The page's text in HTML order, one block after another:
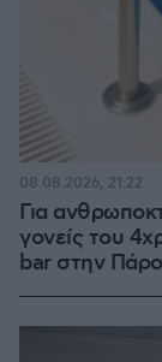
Για
γονείς του
bar στην
08.08.2026, 21:22